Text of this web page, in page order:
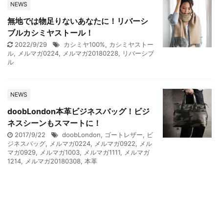
NEWS
無地では物足りないあなたに！リバーシ
ブルカシミヤストール！
2022/9/29 カシミヤ100%, カシミヤストー
ル, メルマガ0224, メルマガ20180228, リバーシブ
ル
NEWS
doobLondon本革ビジネスバッグ！ビジ
ネスシーンもスマートに！
2017/9/22 doobLondon, ゴートレザー, ビ
ジネスバッグ, メルマガ0224, メルマガ0922, メル
マガ0929, メルマガ1003, メルマガ1111, メルマガ
1214, メルマガ20180308, 本革